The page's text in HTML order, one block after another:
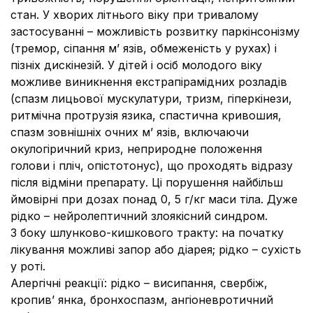
стан. У хворих літнього віку при тривалому
застосуванні – можливість розвитку паркінсонізму
(тремор, сіпання м’ язів, обмеженість у рухах) і
пізніх дискінезій. У дітей і осіб молодого віку
можливе виникнення екстрапірамідних розладів
(спазм лицьової мускулатури, тризм, гіперкінези,
ритмічна протрузія язика, спастична кривошия,
спазм зовнішніх очних м’ язів, включаючи
окулогіричний криз, неприродне положення
голови і пліч, опістотонус), що проходять відразу
після відміни препарату. Ці порушення найбільш
ймовірні при дозах понад 0, 5 г/кг маси тіла. Дуже
рідко – нейролептичний злоякісний синдром.
З боку шлунково-кишкового тракту: на початку
лікування можливі запор або діарея; рідко – сухість
у роті.
Алергічні реакції: рідко – висипання, свербіж,
кропив’ янка, бронхоспазм, ангіоневротичний